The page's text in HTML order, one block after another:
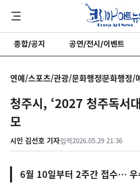
종합/공지 공연/전시/이벤트
연예/스포츠/관광/문화행정문화행정/
청주시, ‘2027 청주독서
모
시인 김선호 기자입력2026.05.29 21:36
6월 10일부터 2주간 접수… 우